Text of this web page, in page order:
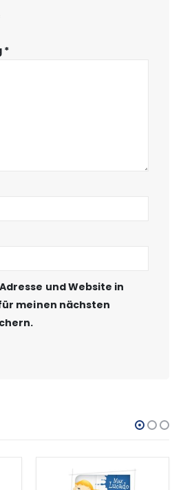
*
und Website in
meinen nächsten